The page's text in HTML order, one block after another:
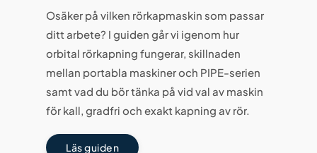
Osäker på vilken rörkapmaskin som passar
ditt arbete? I guiden går vi igenom hur
orbital rörkapning fungerar, skillnaden
mellan portabla maskiner och PIPE-serien
samt vad du bör tänka på vid val av maskin
för kall, gradfri och exakt kapning av rör.
Läs guiden